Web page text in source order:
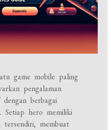
game mobile paling
pengalaman
berbagai
Setiap hero memiliki
tersendiri, membuat